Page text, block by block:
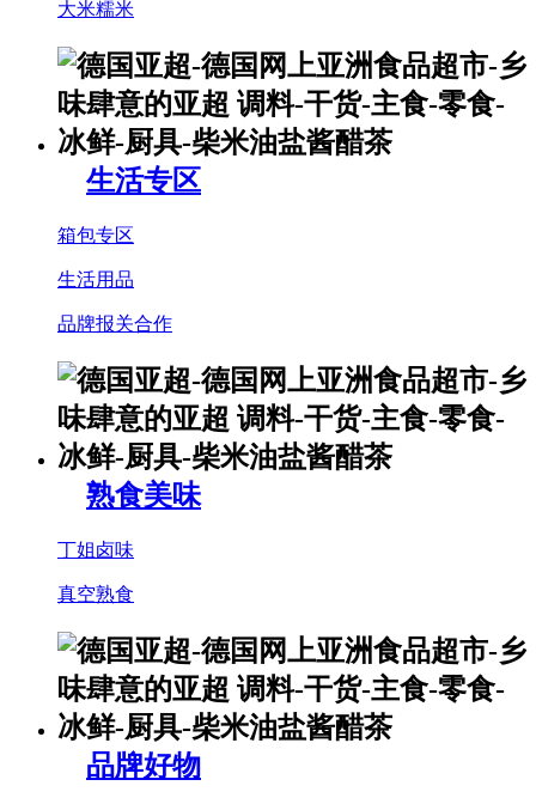
大米糯米
生活专区
箱包专区
生活用品
品牌报关合作
熟食美味
丁姐卤味
真空熟食
品牌好物